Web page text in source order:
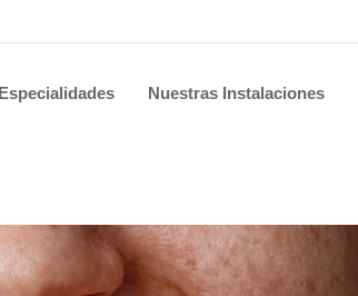
Especialidades Nuestras Instalaciones